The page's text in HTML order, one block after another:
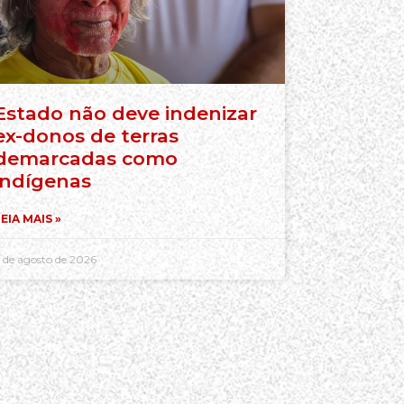
não deve indenizar
donos de terras
como
MAIS »
de agosto de 2026